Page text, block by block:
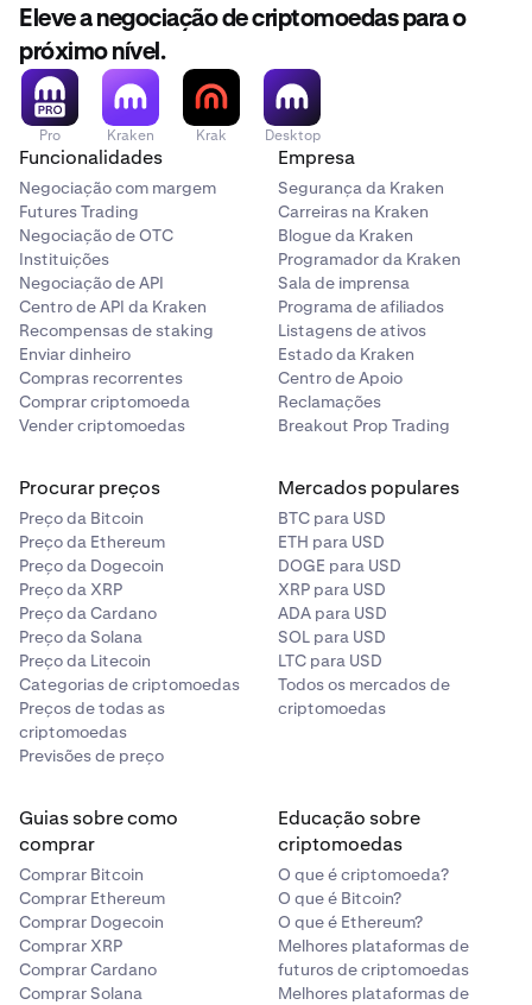
Eleve a negociação de criptomoedas para o
próximo nível.
Pro Kraken Krak Desktop
Funcionalidades
Negociação com margem
Futures Trading
Negociação de OTC
Instituições
Negociação de API
Centro de API da Kraken
Recompensas de staking
Enviar dinheiro
Compras recorrentes
Comprar criptomoeda
Vender criptomoedas
Empresa
Segurança da Kraken
Carreiras na Kraken
Blogue da Kraken
Programador da Kraken
Sala de imprensa
Programa de afiliados
Listagens de ativos
Estado da Kraken
Centro de Apoio
Reclamações
Breakout Prop Trading
Procurar preços
Preço da Bitcoin
Preço da Ethereum
Preço da Dogecoin
Preço da XRP
Preço da Cardano
Preço da Solana
Preço da Litecoin
Categorias de criptomoedas
Preços de todas as
criptomoedas
Previsões de preço
Mercados populares
BTC para USD
ETH para USD
DOGE para USD
XRP para USD
ADA para USD
SOL para USD
LTC para USD
Todos os mercados de
criptomoedas
Guias sobre como
comprar
Comprar Bitcoin
Comprar Ethereum
Comprar Dogecoin
Comprar XRP
Comprar Cardano
Comprar Solana
Educação sobre
criptomoedas
O que é criptomoeda?
O que é Bitcoin?
O que é Ethereum?
Melhores plataformas de
futuros de criptomoedas
Melhores plataformas de